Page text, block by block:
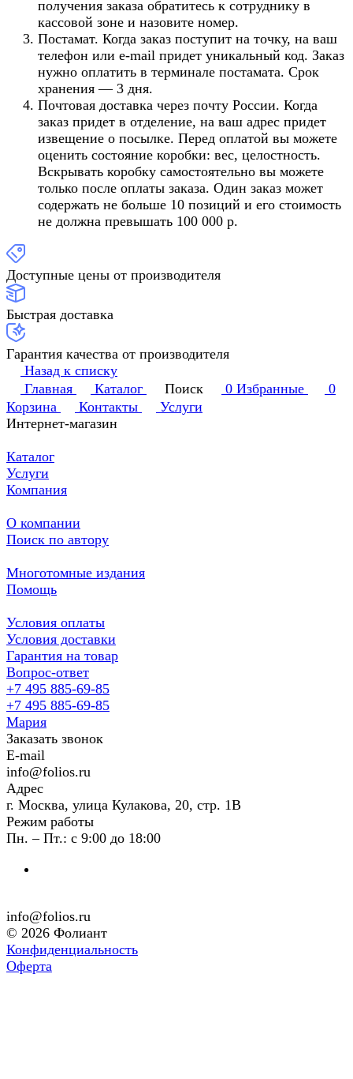
получения заказа обратитесь к сотруднику в
кассовой зоне и назовите номер.
Постамат. Когда заказ поступит на точку, на ваш
телефон или e-mail придет уникальный код. Заказ
нужно оплатить в терминале постамата. Срок
хранения — 3 дня.
Почтовая доставка через почту России. Когда
заказ придет в отделение, на ваш адрес придет
извещение о посылке. Перед оплатой вы можете
оценить состояние коробки: вес, целостность.
Вскрывать коробку самостоятельно вы можете
только после оплаты заказа. Один заказ может
содержать не больше 10 позиций и его стоимость
не должна превышать 100 000 р.
Доступные цены от производителя
Быстрая доставка
Гарантия качества от производителя
Назад к списку
Главная
Каталог Поиск 0 Избранные
0
Корзина
Контакты
Услуги
Интернет-магазин
Каталог
Услуги
Компания
О компании
Поиск по автору
Многотомные издания
Помощь
Условия оплаты
Условия доставки
Гарантия на товар
Вопрос-ответ
+7 495 885-69-85
+7 495 885-69-85
Мария
Заказать звонок
E-mail
info@folios.ru
Адрес
г. Москва, улица Кулакова, 20, стр. 1В
Режим работы
Пн. – Пт.: с 9:00 до 18:00
info@folios.ru
© 2026 Фолиант
Конфиденциальность
Оферта